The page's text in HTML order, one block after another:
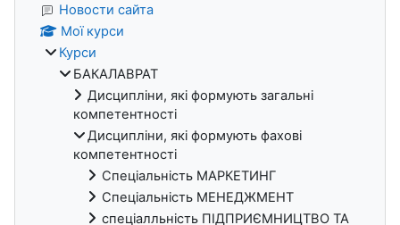
Новости сайта
Мої курси
Курси
БАКАЛАВРАТ
Дисципліни, які формують загальні
компетентності
Дисципліни, які формують фахові
компетентності
Спеціальність МАРКЕТИНГ
Спеціальність МЕНЕДЖМЕНТ
спеціалльність ПІДПРИЄМНИЦТВО ТА